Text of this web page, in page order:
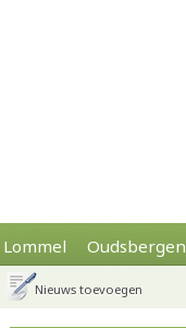
Lommel Oudsbergen
Nieuws toevoegen